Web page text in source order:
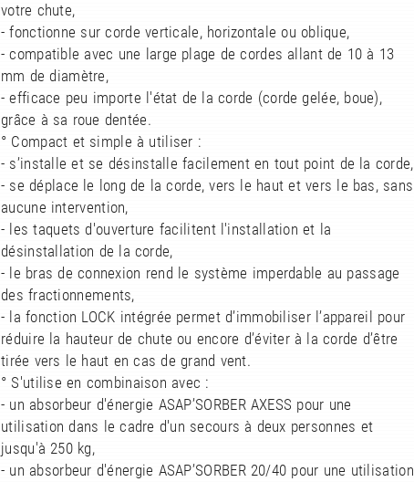
votre chute,
- fonctionne sur corde verticale, horizontale ou oblique,
- compatible avec une large plage de cordes allant de 10 à 13
mm de diamètre,
- efficace peu importe l'état de la corde (corde gelée, boue),
grâce à sa roue dentée.
° Compact et simple à utiliser :
- s’installe et se désinstalle facilement en tout point de la corde,
- se déplace le long de la corde, vers le haut et vers le bas, sans
aucune intervention,
- les taquets d'ouverture facilitent l'installation et la
désinstallation de la corde,
- le bras de connexion rend le système imperdable au passage
des fractionnements,
- la fonction LOCK intégrée permet d’immobiliser l’appareil pour
réduire la hauteur de chute ou encore d’éviter à la corde d’être
tirée vers le haut en cas de grand vent.
° S'utilise en combinaison avec :
- un absorbeur d'énergie ASAP’SORBER AXESS pour une
utilisation dans le cadre d'un secours à deux personnes et
jusqu'à 250 kg,
- un absorbeur d'énergie ASAP’SORBER 20/40 pour une utilisation